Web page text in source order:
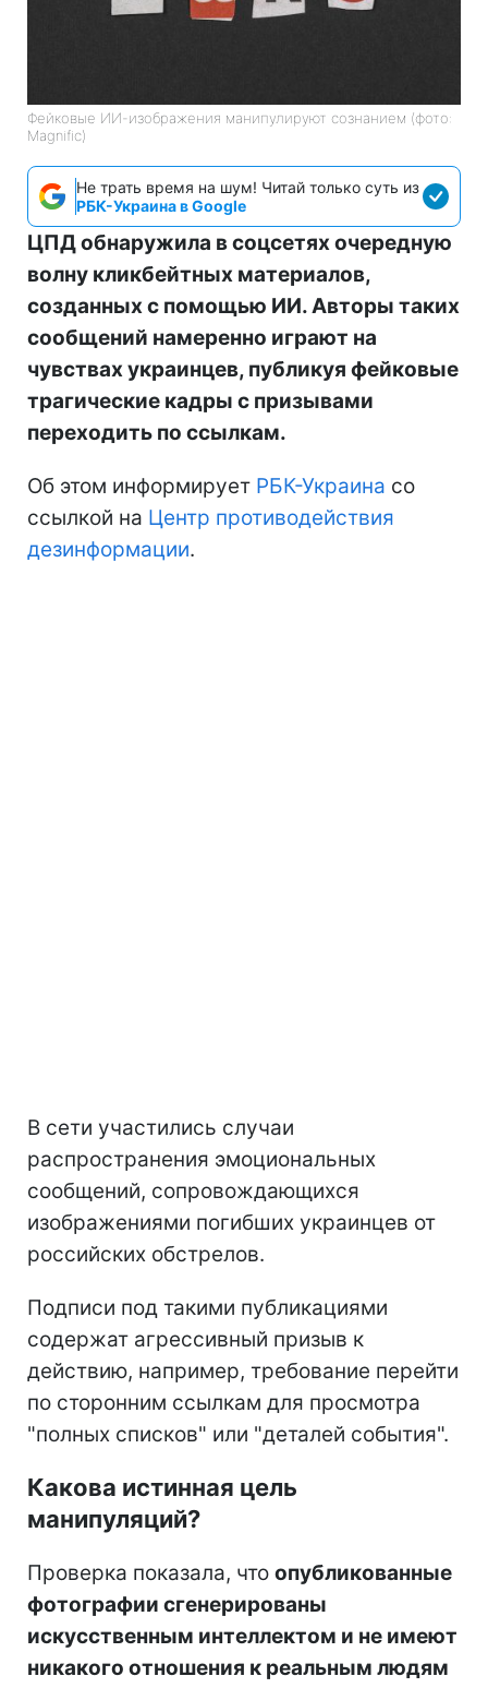
Фейковые ИИ-изображения манипулируют сознанием (фото:
Magnific)
Не трать время на шум! Читай только суть из
РБК-Украина в Google
ЦПД обнаружила в соцсетях очередную
волну кликбейтных материалов,
созданных с помощью ИИ. Авторы таких
сообщений намеренно играют на
чувствах украинцев, публикуя фейковые
трагические кадры с призывами
переходить по ссылкам.
Об этом информирует РБК-Украина со
ссылкой на Центр противодействия
дезинформации.
В сети участились случаи
распространения эмоциональных
сообщений, сопровождающихся
изображениями погибших украинцев от
российских обстрелов.
Подписи под такими публикациями
содержат агрессивный призыв к
действию, например, требование перейти
по сторонним ссылкам для просмотра
"полных списков" или "деталей события".
Какова истинная цель
манипуляций?
Проверка показала, что опубликованные
фотографии сгенерированы
искусственным интеллектом и не имеют
никакого отношения к реальным людям